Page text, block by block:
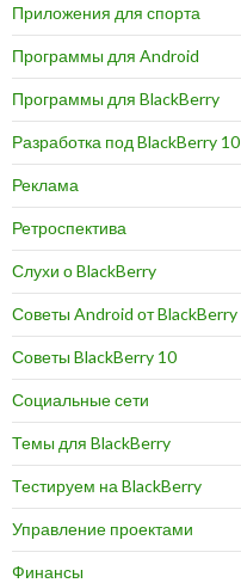
Приложения для спорта
Программы для Android
Программы для BlackBerry
Разработка под BlackBerry 10
Реклама
Ретроспектива
Слухи о BlackBerry
Советы Android от BlackBerry
Советы BlackBerry 10
Социальные сети
Темы для BlackBerry
Тестируем на BlackBerry
Управление проектами
Финансы